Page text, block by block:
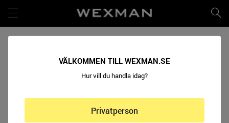
WEXMAN PÅ ELMIA LASTBIL 2024
VÄLKOMMEN TILL WEXMAN.SE
Hur vill du handla idag?
Privatperson